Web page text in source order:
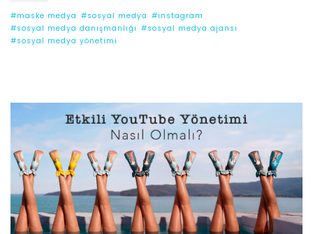
#maske medya #sosyal medya #instagram
#sosyal medya danışmanlığı #sosyal medya ajansı
#sosyal medya yönetimi